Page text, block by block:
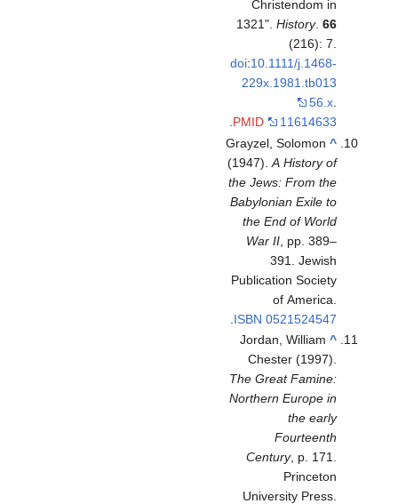
Christendom in
1321".History.66
(216): 7.
doi:10.1111/j.1468-
229x.1981.tb013
56.x.
PMID
11614633
.
^
Grayzel, Solomon
(1947).A History of
the Jews: From the
Babylonian Exile to
the End of World
War II , pp. 389–
391. Jewish
Publication Society
of America.
ISBN 0521524547
^
Jordan, William
Chester (1997).
The Great Famine:
Northern Europe in
the early
Fourteenth
Century, p. 171.
Princeton
University Press.